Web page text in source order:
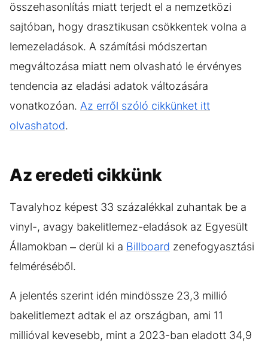
összehasonlítás miatt terjedt el a nemzetközi
sajtóban, hogy drasztikusan csökkentek volna a
lemezeladások. A számítási módszertan
megváltozása miatt nem olvasható le érvényes
tendencia az eladási adatok változására
vonatkozóan. Az erről szóló cikkünket itt
olvashatod.
Az eredeti cikkünk
Tavalyhoz képest 33 százalékkal zuhantak be a
vinyl-, avagy bakelitlemez-eladások az Egyesült
Államokban – derül ki a Billboard zenefogyasztási
felméréséből.
A jelentés szerint idén mindössze 23,3 millió
bakelitlemezt adtak el az országban, ami 11
millióval kevesebb, mint a 2023-ban eladott 34,9